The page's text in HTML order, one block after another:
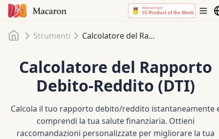
HomeStrumenti Calcolatore del Rapporto Debito-Reddito (DTI)
Calcolatore del Rapporto
Debito-Reddito (DTI)
Calcola il tuo rapporto debito/reddito istantaneamente
comprendi la tua salute finanziaria. Ottieni
raccomandazioni personalizzate per migliorare la tua